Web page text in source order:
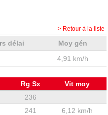
> Retour à la liste
délai
Moy gén
4,91 km/h
Rg Sx
Vit moy
236
241
6,12 km/h